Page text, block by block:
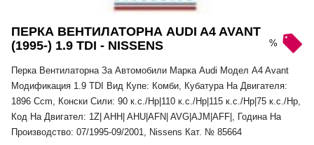
ПЕРКА ВЕНТИЛАТОРНА AUDI A4 AVANT
(1995-) 1.9 TDI - NISSENS
Перка Вентилаторна За Автомобили Марка Audi Модел A4 Avant
Модификация 1.9 TDI Вид Купе: Комби, Кубатура На Двигателя:
1896 Ccm, Конски Сили: 90 к.с./Hp|110 к.с./Hp|115 к.с./Hp|75 к.с./Hp,
Код На Двигател: 1Z| AHH| AHU|AFN| AVG|AJM|AFF|, Година На
Производство: 07/1995-09/2001, Nissens Кат. № 85664
%